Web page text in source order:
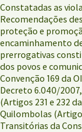
Constatadas as
Recomendações
proteção e
encaminhamento
prerrogativas
dos povos e
Convenção 169 da
Decreto 6.040/
(Artigos 231 e 232
Quilombolas
Transitórias da